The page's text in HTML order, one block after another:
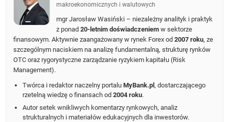
makroekonomicznych i walutowych
mgr Jarosław Wasiński – niezależny analityk i praktyk
z ponad20-letnim doświadczeniem w sektorze
finansowym. Aktywnie zaangażowany w rynek Forex od2007 roku, ze
szczególnym naciskiem na analizę fundamentalną, strukturę rynków
OTC oraz rygorystyczne zarządzanie ryzykiem kapitału (Risk
Management).
Twórca i redaktor naczelny portaluMyBank.pl, dostarczającego
rzetelną wiedzę o finansach od2004 roku.
Autor setek wnikliwych komentarzy rynkowych, analiz
strukturalnych i materiałów edukacyjnych dla inwestorów.